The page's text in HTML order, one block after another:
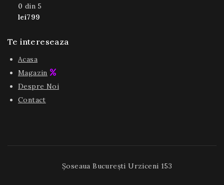
0 din 5
lei799
Te intereseaza
Acasa
Magazin
Despre Noi
Contact
Șoseaua București Urziceni 153